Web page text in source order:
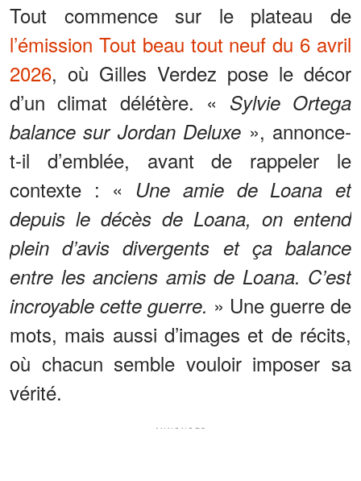
Tout commence sur le plateau de
l’émission Tout beau tout neuf du 6 avril
2026, où Gilles Verdez pose le décor
d’un climat délétère. « Sylvie Ortega
balance sur Jordan Deluxe », annonce-
t-il d’emblée, avant de rappeler le
contexte : « Une amie de Loana et
depuis le décès de Loana, on entend
plein d’avis divergents et ça balance
entre les anciens amis de Loana. C’est
incroyable cette guerre. » Une guerre de
mots, mais aussi d’images et de récits,
où chacun semble vouloir imposer sa
vérité.
ANNONCES